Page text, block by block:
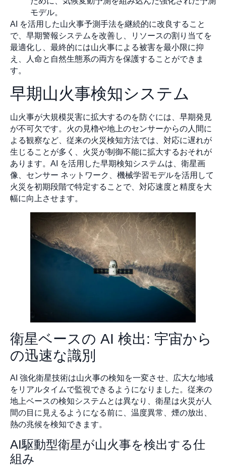
モデル。
AI を活用した山火事予測手法を継続的に改良すること
で、早期警報システムを改善し、リソースの割り当てを
最適化し、最終的には山火事による被害を最小限に抑
え、人命と自然生態系の両方を保護することができま
す。
早期山火事検知システム
山火事が大規模災害に拡大するのを防ぐには、早期発見
が不可欠です。火の見櫓や地上のセンサーからの人間に
よる観察など、従来の火災検知方法では、対応に遅れが
生じることが多く、火災が制御不能に拡大するおそれが
あります。AI を活用した早期検知システムは、衛星画
像、センサー ネットワーク、機械学習モデルを活用して
火災を初期段階で特定することで、対応速度と精度を大
幅に向上させます。
衛星ベースの AI 検出: 宇宙から
の迅速な識別
AI 強化衛星技術は山火事の検知を一変させ、広大な地域
をリアルタイムで監視できるようになりました。従来の
地上ベースの検知システムとは異なり、衛星は火災が人
間の目に見えるようになる前に、温度異常、煙の放出、
熱の兆候を検知できます。
AI駆動型衛星が山火事を検出する仕
組み